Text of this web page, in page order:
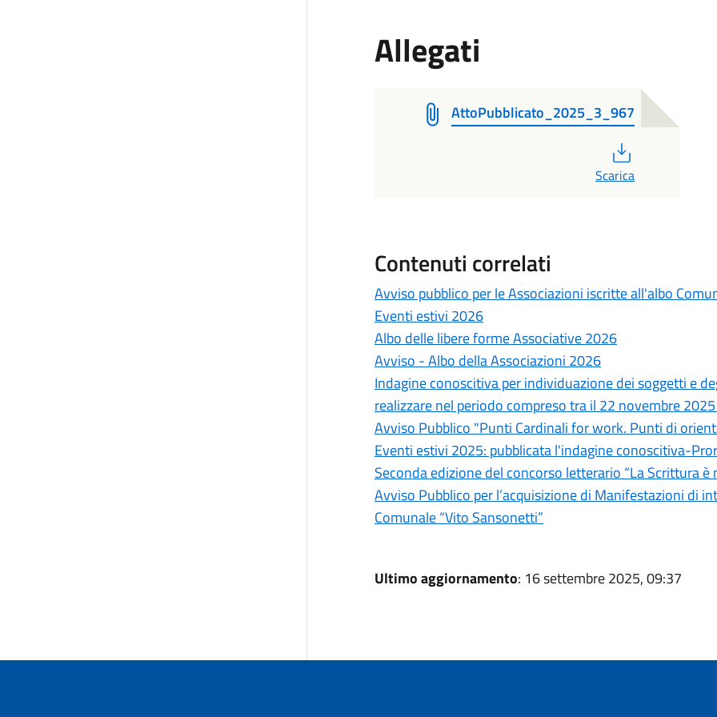
Allegati
AttoPubblicato_2025_3_967
Scarica
Contenuti correlati
Avviso pubblico per le Associazioni iscritte all'albo
Eventi estivi 2026
Albo delle libere forme Associative 2026
Avviso - Albo della Associazioni 2026
Indagine conoscitiva per individuazione dei soggetti e
realizzare nel periodo compreso tra il 22 novembre
Avviso Pubblico "Punti Cardinali for work. Punti di
Eventi estivi 2025: pubblicata l'indagine conoscitiva-
Seconda edizione del concorso letterario “La Scrittura è
Avviso Pubblico per l’acquisizione di Manifestazioni di
Comunale “Vito Sansonetti”
Ultimo aggiornamento: 16 settembre 2025, 09:37